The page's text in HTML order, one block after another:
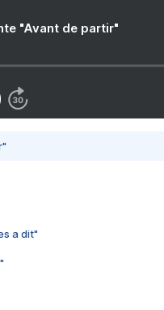
"Avant de partir"
a dit"